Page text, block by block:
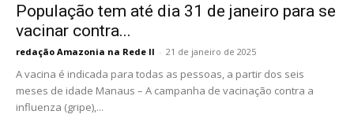
População tem até dia 31 de janeiro para se
vacinar contra...
redação Amazonia na Rede II - 21 de janeiro de 2025
A vacina é indicada para todas as pessoas, a partir dos seis
meses de idade Manaus – A campanha de vacinação contra a
influenza (gripe),...